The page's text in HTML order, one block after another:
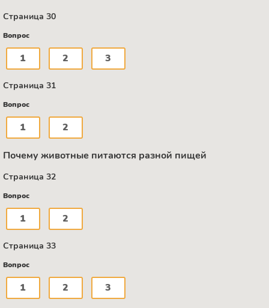
Страница 30
Вопрос
1 2 3
Страница 31
Вопрос
1 2
Почему животные питаются разной пищей
Страница 32
Вопрос
1 2
Страница 33
Вопрос
1 2 3